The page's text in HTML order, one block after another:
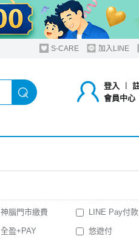
S-CARE 加入LINE
登入 ︱
會員中心
神腦門市繳費 LINE Pay付款
全盈+PAY 悠遊付